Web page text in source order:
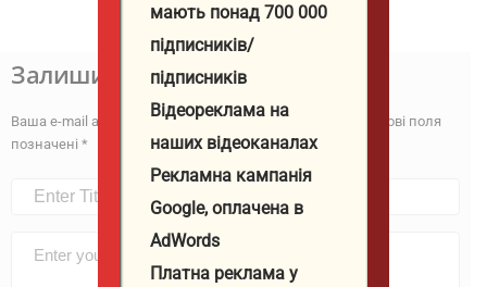
Залишити відповідь
Ваша e-mail адреса не оприлюднюватиметься.
Обов’язкові поля
позначені *
мають понад 700 000
підписників/
підписників
Відеореклама на
наших відеоканалах
Рекламна кампанія
Google, оплачена в
AdWords
Платна реклама у